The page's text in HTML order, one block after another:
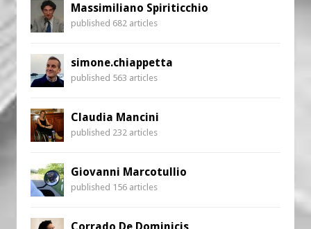
Massimiliano Spiriticchio
published 682 articles
simone.chiappetta
published 563 articles
Claudia Mancini
published 232 articles
Giovanni Marcotullio
published 156 articles